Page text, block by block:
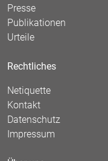
Presse
Publikationen
Urteile
Rechtliches
Netiquette
Kontakt
Datenschutz
Impressum